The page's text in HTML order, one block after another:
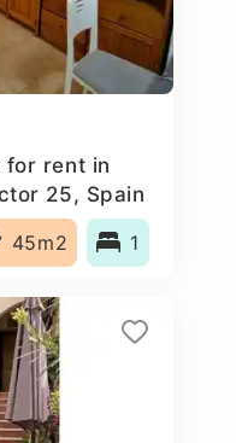
for rent in
25, Spain
45m2 1